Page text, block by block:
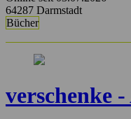
64287 Darmstadt
Bücher
verschenke